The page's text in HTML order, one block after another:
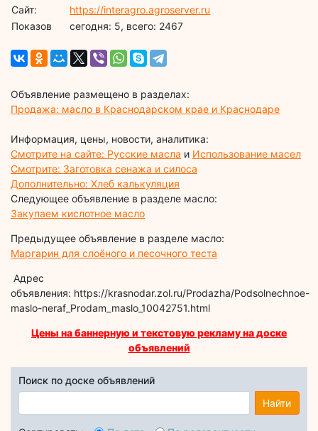
Сайт:
https://interagro.agroserver.ru
Показов
cегодня: 5, всего: 2467
Объявление размещено в разделах:
Продажа: масло в Краснодарском крае и Краснодаре
Информация, цены, новости, аналитика:
Смотрите на сайте: Русские масла и Использование масел
Смотрите: Заготовка сенажа и силоса
Дополнительно: Хлеб калькуляция
Следующее объявление в разделе масло:
Закупаем кислотное масло
Предыдущее объявление в разделе масло:
Маргарин для слоёного и песочного теста
Адрес
объявления: https://krasnodar.zol.ru/Prodazha/Podsolnechnoe-
maslo-neraf_Prodam_maslo_10042751.html
Цены на баннерную и текстовую рекламу на доске
объявлений
Поиск по доске объявлений
Найти